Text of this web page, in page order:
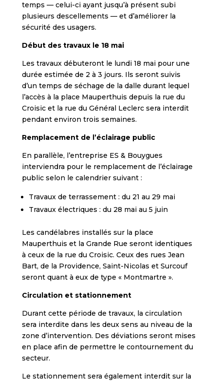
temps — celui-ci ayant jusqu’à présent subi
plusieurs descellements — et d’améliorer la
sécurité des usagers.
Début des travaux le 18 mai
Les travaux débuteront le lundi 18 mai pour une
durée estimée de 2 à 3 jours. Ils seront suivis
d’un temps de séchage de la dalle durant lequel
l’accès à la place Mauperthuis depuis la rue du
Croisic et la rue du Général Leclerc sera interdit
pendant environ trois semaines.
Remplacement de l’éclairage public
En parallèle, l’entreprise ES & Bouygues
interviendra pour le remplacement de l’éclairage
public selon le calendrier suivant :
Travaux de terrassement : du 21 au 29 mai
Travaux électriques : du 28 mai au 5 juin
Les candélabres installés sur la place
Mauperthuis et la Grande Rue seront identiques
à ceux de la rue du Croisic. Ceux des rues Jean
Bart, de la Providence, Saint-Nicolas et Surcouf
seront quant à eux de type « Montmartre ».
Circulation et stationnement
Durant cette période de travaux, la circulation
sera interdite dans les deux sens au niveau de la
zone d’intervention. Des déviations seront mises
en place afin de permettre le contournement du
secteur.
Le stationnement sera également interdit sur la